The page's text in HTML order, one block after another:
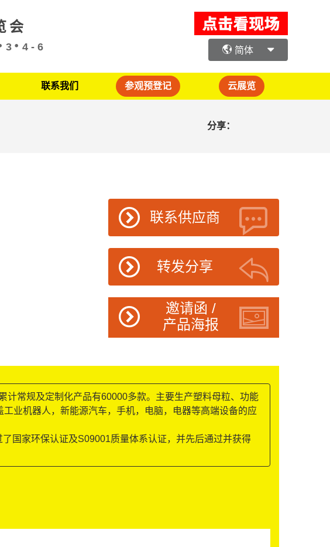
会
3 4 - 6 简体
联系我们 参观预登记 云展览
分享：
联系供应商
转发分享
邀请函 /
产品海报
计常规及定制化产品有60000多款。主要生产塑料母粒、功能
业机器人，新能源汽车，手机，电脑，电器等高端设备的应
国家环保认证及S09001质量体系认证，并先后通过并获得